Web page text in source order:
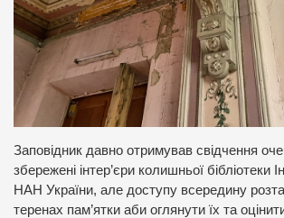
Заповідник давно отримував свідчення
збережені інтер’єри колишньої бібліотеки
НАН України, але доступу всередину
теренах пам’ятки аби оглянути їх та